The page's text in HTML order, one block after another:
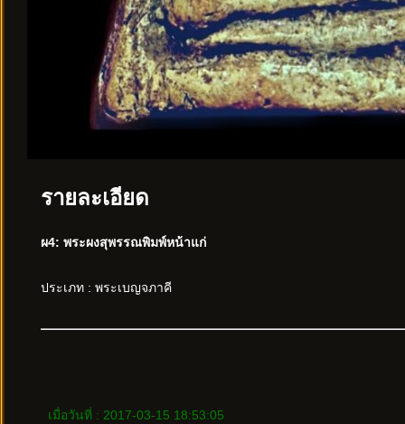
รายละเอียด
ผ4: พระผงสุพรรณพิมพ์หน้าแก่
ประเภท : พระเบญจภาคี
เมื่อวันที่ : 2017-03-15 18:53:05